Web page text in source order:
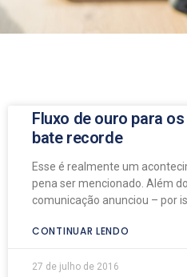
Fluxo de ouro para
bate recorde
Esse é realmente um
pena ser mencionado. Além
comunicação anunciou – por
CONTINUAR LENDO
27 de julho de 2016